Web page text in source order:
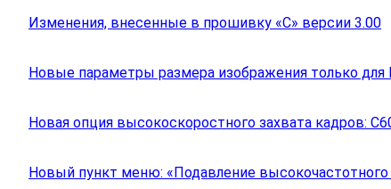
Изменения, внесенные в прошивку «C» версии 3.00
Новые параметры размера изображения только для
Новая опция высокоскоростного захвата кадров:
Новый пункт меню: «Подавление высокочастотного